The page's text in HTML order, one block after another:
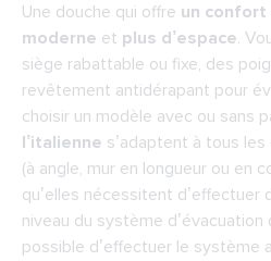
Une douche qui offre un
moderne et plus d’espace.
siège rabattable ou fixe, des
revêtement antidérapant pour
choisir un modèle avec ou sans
l’italienne s’adaptent à tous
(à angle, mur en longueur ou en
qu’elles nécessitent d’effectuer
niveau du système d’évacuation
possible d’effectuer le système